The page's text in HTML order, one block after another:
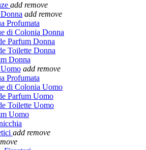
add remove
add remove
Profumata
di Colonia Donna
Parfum Donna
Toilette Donna
Donna
add remove
Profumata
di Colonia Uomo
Parfum Uomo
Toilette Uomo
Uomo
add remove